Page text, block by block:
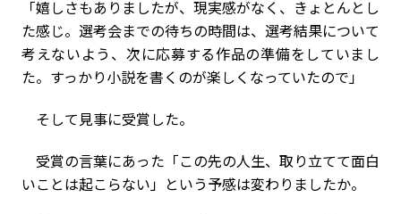
「嬉しさもありましたが、現実感がなく、きょとんとし
た感じ。選考会までの待ちの時間は、選考結果について
考えないよう、次に応募する作品の準備をしていまし
た。すっかり小説を書くのが楽しくなっていたので」
そして見事に受賞した。
受賞の言葉にあった「この先の人生、取り立てて面白
いことは起こらない」という予感は変わりましたか。